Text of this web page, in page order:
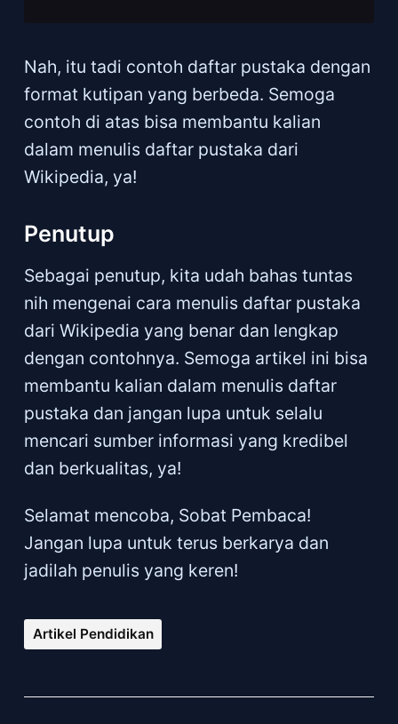
Nah, itu tadi contoh daftar pustaka dengan
format kutipan yang berbeda. Semoga
contoh di atas bisa membantu kalian
dalam menulis daftar pustaka dari
Wikipedia, ya!
Penutup
Sebagai penutup, kita udah bahas tuntas
nih mengenai cara menulis daftar pustaka
dari Wikipedia yang benar dan lengkap
dengan contohnya. Semoga artikel ini bisa
membantu kalian dalam menulis daftar
pustaka dan jangan lupa untuk selalu
mencari sumber informasi yang kredibel
dan berkualitas, ya!
Selamat mencoba, Sobat Pembaca!
Jangan lupa untuk terus berkarya dan
jadilah penulis yang keren!
Artikel Pendidikan